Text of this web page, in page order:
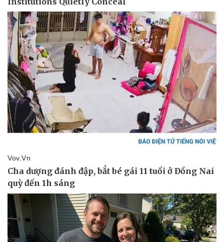
Pháp luật
Vụ án
Tin nóng
Vũ khí